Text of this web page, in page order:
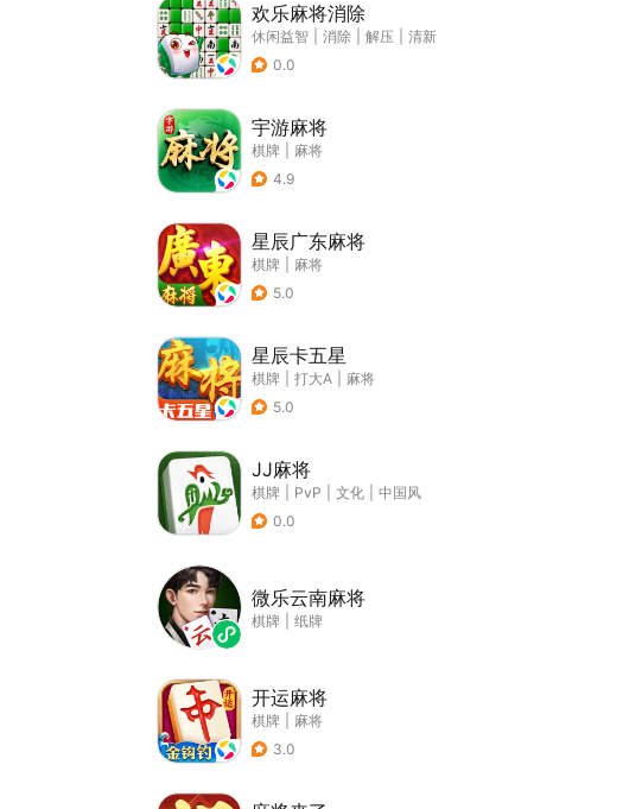
欢乐麻将消除
休闲益智 消除 解压
清新
0.0
宇游麻将
棋牌
麻将
4.9
星辰广东麻将
棋牌
麻将
5.0
星辰卡五星
棋牌 打大A
麻将
5.0
JJ麻将
棋牌 PvP 文化
中国风
0.0
微乐云南麻将
棋牌 纸牌
开运麻将
棋牌
麻将
3.0